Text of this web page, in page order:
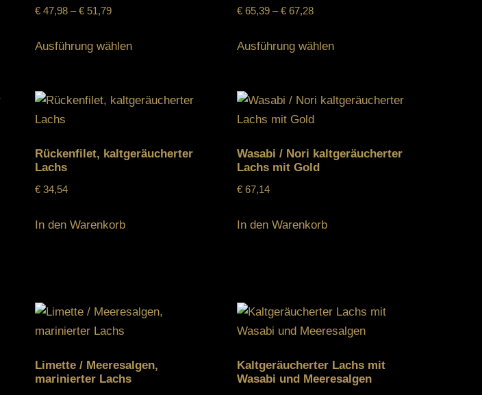
€ 47,98 –€ 51,79
Ausführung wählen
€ 65,39 –€ 67,28
Ausführung wählen
Rückenfilet, kaltgeräucherter
Lachs
€ 34,54
In den Warenkorb
Wasabi / Nori kaltgeräucherter
Lachs mit Gold
€ 67,14
In den Warenkorb
Limette / Meeresalgen,
marinierter Lachs
Kaltgeräucherter Lachs mit
Wasabi und Meeresalgen